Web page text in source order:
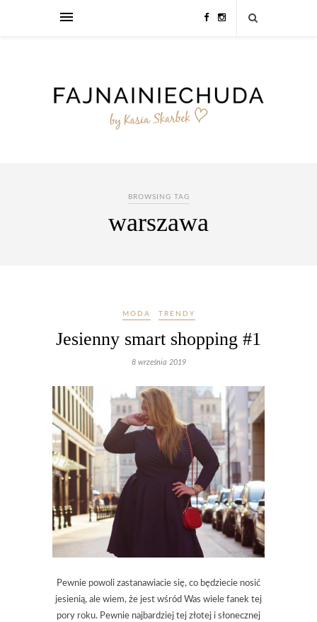
BROWSING TAG
warszawa
MODA TRENDY
Jesienny smart shopping #1
8 września 2019
Pewnie powoli zastanawiacie się, co będziecie nosić
jesienią, ale wiem, że jest wśród Was wiele fanek tej
pory roku. Pewnie najbardziej tej złotej i słonecznej